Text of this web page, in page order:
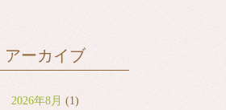
アーカイブ
2026年8月 (1)